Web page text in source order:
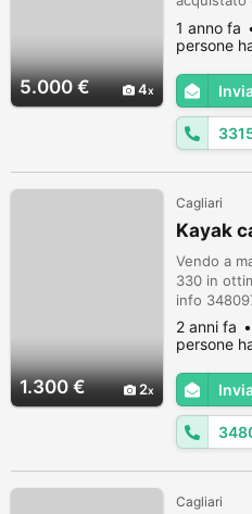
5.000 € 4
sostituiti 2
se
1 anno fa
persone
1.300 € 2
Cagliari
Kayak
Vendo a
330 in
info
2 anni fa
persone
Cagliari